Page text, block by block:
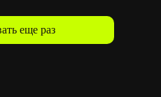
еще раз